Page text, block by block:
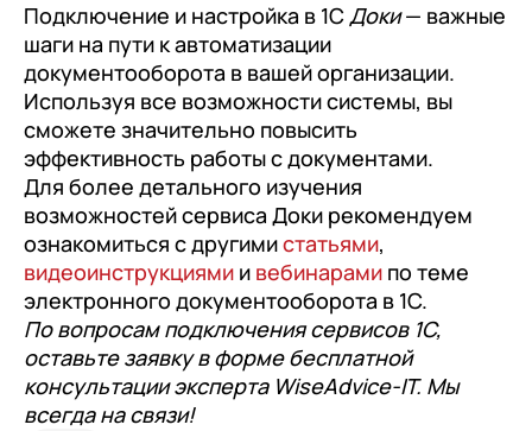
Подключение и настройка в 1СДоки— важные
шаги на пути к автоматизации
документооборота в вашей организации.
Используя все возможности системы, вы
сможете значительно повысить
эффективность работы с документами.
Для более детального изучения
возможностей сервиса Доки рекомендуем
ознакомиться с другимистатьями,
видеоинструкциями и вебинарами по теме
электронного документооборота в 1С.
По вопросам подключения сервисов 1С,
оставьте заявку в форме бесплатной
консультации эксперта WiseAdvice-IT. Мы
всегда на связи!